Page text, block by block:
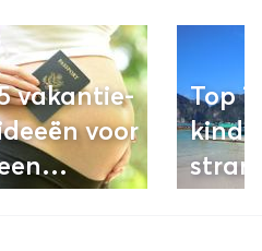
vakantie-
voor
Top